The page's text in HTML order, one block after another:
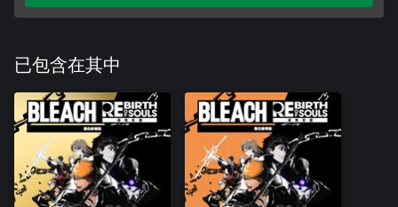
已包含在其中